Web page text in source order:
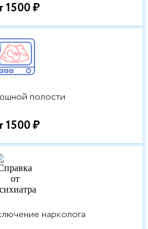
1500 ₽
полости
1500 ₽
нарколога